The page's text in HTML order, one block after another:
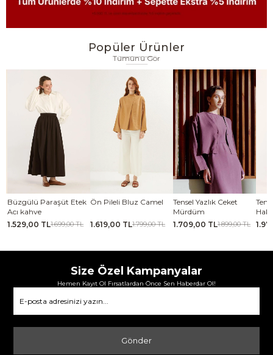
Popüler Ürünler
Tümünü Gör
Ön Pileli Bluz Camel
1.619,00 TL1.799,00 TL
Tensel Yazlık Ceket
1.709,00 TL1.899,00 TL
Tensel Jile Elbise Açık
Haki
1.979,00 TL2.199,00 TL
Size Özel Kampanyalar
Hemen Kayıt Ol Fırsatlardan Önce Sen Haberdar Ol!
Gönder